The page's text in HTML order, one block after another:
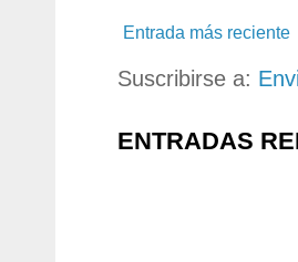
Entrada más reciente
Suscribirse a:
ENTRADAS